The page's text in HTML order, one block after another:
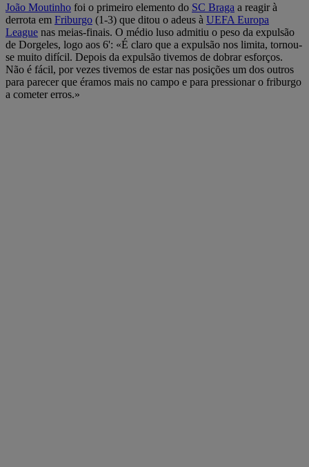
João Moutinho foi o primeiro elemento do SC Braga a reagir à
derrota em Friburgo (1-3) que ditou o adeus à UEFA Europa
League nas meias-finais. O médio luso admitiu o peso da expulsão
de Dorgeles, logo aos 6': «É claro que a expulsão nos limita, tornou-
se muito difícil. Depois da expulsão tivemos de dobrar esforços.
Não é fácil, por vezes tivemos de estar nas posições um dos outros
para parecer que éramos mais no campo e para pressionar o friburgo
a cometer erros.»